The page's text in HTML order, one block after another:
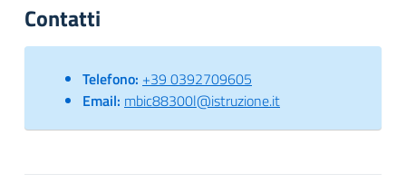
Contatti
Telefono: +39 0392709605
Email: mbic88300l@istruzione.it